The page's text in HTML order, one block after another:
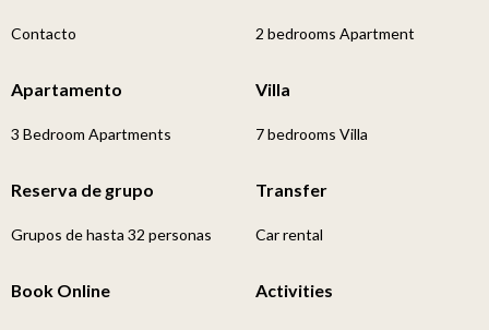
Contacto 2 bedrooms Apartment
Apartamento
3 Bedroom Apartments
Villa
7 bedrooms Villa
Reserva de grupo
Grupos de hasta 32 personas
Transfer
Car rental
Book Online Activities